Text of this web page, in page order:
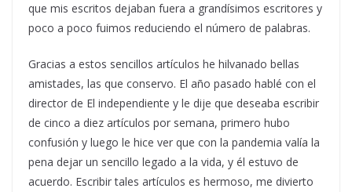
que mis escritos dejaban fuera a grandísimos escritores y
poco a poco fuimos reduciendo el número de palabras.
Gracias a estos sencillos artículos he hilvanado bellas
amistades, las que conservo. El año pasado hablé con el
director de El independiente y le dije que deseaba escribir
de cinco a diez artículos por semana, primero hubo
confusión y luego le hice ver que con la pandemia valía la
pena dejar un sencillo legado a la vida, y él estuvo de
acuerdo. Escribir tales artículos es hermoso, me divierto